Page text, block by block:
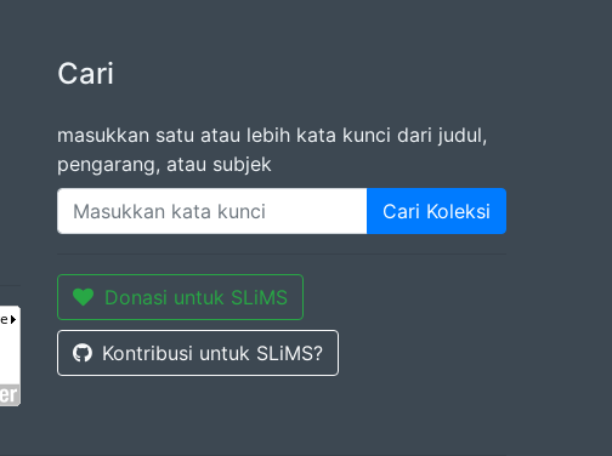
Cari
masukkan satu atau lebih kata kunci dari judul,
pengarang, atau subjek
Cari Koleksi
Donasi untuk SLiMS
Kontribusi untuk SLiMS?